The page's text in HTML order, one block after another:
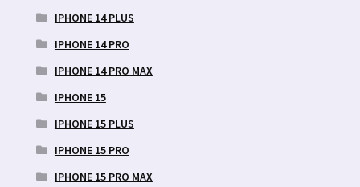
IPHONE 14 PLUS
IPHONE 14 PRO
IPHONE 14 PRO MAX
IPHONE 15
IPHONE 15 PLUS
IPHONE 15 PRO
IPHONE 15 PRO MAX